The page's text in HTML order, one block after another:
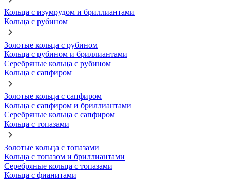
Кольца с изумрудом и бриллиантами
Кольца с рубином
Золотые кольца с рубином
Кольца с рубином и бриллиантами
Серебряные кольца с рубином
Кольца с сапфиром
Золотые кольца с сапфиром
Кольца с сапфиром и бриллиантами
Серебряные кольца с сапфиром
Кольца с топазами
Золотые кольца с топазами
Кольца с топазом и бриллиантами
Серебряные кольца с топазами
Кольца с фианитами